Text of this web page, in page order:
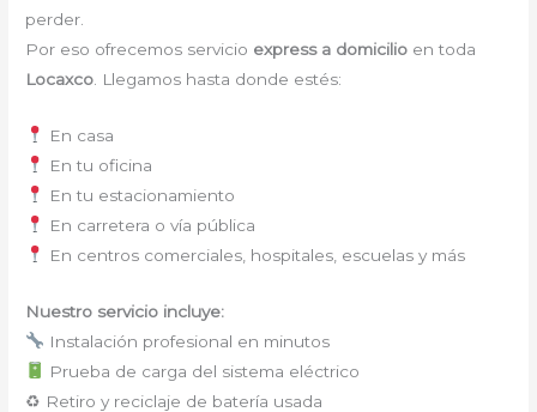
perder.
Por eso ofrecemos servicio express a domicilio en toda
Locaxco . Llegamos hasta donde estés:
En casa
En tu oficina
En tu estacionamiento
En carretera o vía pública
En centros comerciales, hospitales, escuelas y más
Nuestro servicio incluye:
Instalación profesional en minutos
Prueba de carga del sistema eléctrico
♻ Retiro y reciclaje de batería usada